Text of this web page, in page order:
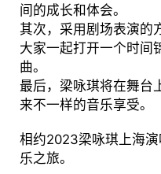
间的成长和体会。
其次，采用剧场表演的
大家一起打开一个时间
曲。
最后，梁咏琪将在舞台
来不一样的音乐享受。
相约2023梁咏琪上海
乐之旅。